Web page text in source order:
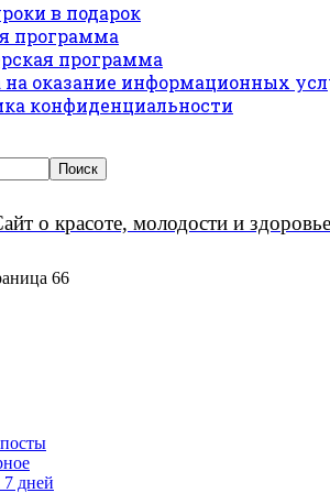
в подарок
программа
программа
на оказание информационных
конфиденциальности
о красоте, молодости и здоровье
66
7 дней